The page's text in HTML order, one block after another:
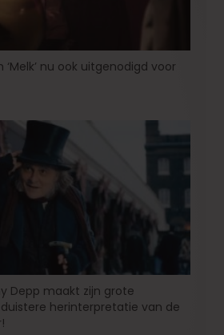
nu ook uitgenodigd voor
Depp maakt zijn grote
herinterpretatie van de